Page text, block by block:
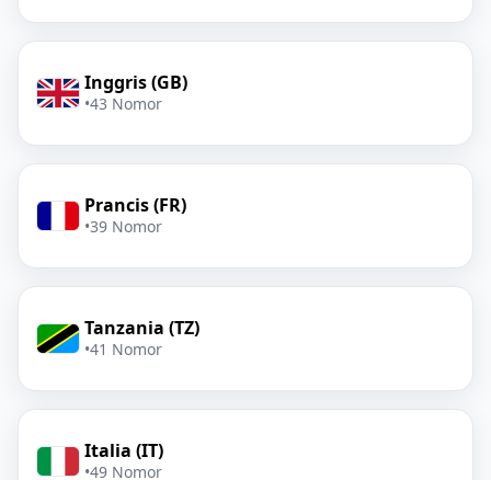
Inggris (GB)
•43 Nomor
Prancis (FR)
•39 Nomor
Tanzania (TZ)
•41 Nomor
Italia (IT)
•49 Nomor